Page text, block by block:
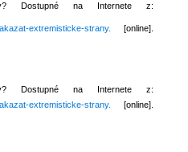
Dostupné na Internete z:
extremisticke-strany. [online].
Dostupné na Internete z:
extremisticke-strany.
[online].